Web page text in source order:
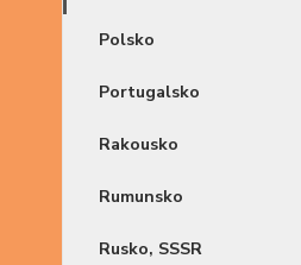
Polsko
Portugalsko
Rakousko
Rumunsko
Rusko, SSSR